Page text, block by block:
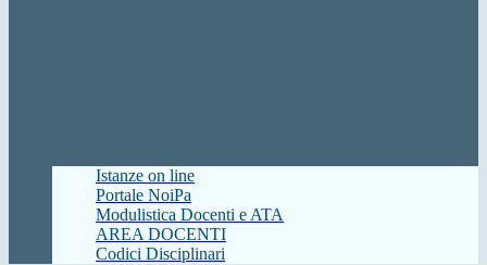
Istanze on line
Portale NoiPa
Modulistica Docenti e ATA
AREA DOCENTI
Codici Disciplinari